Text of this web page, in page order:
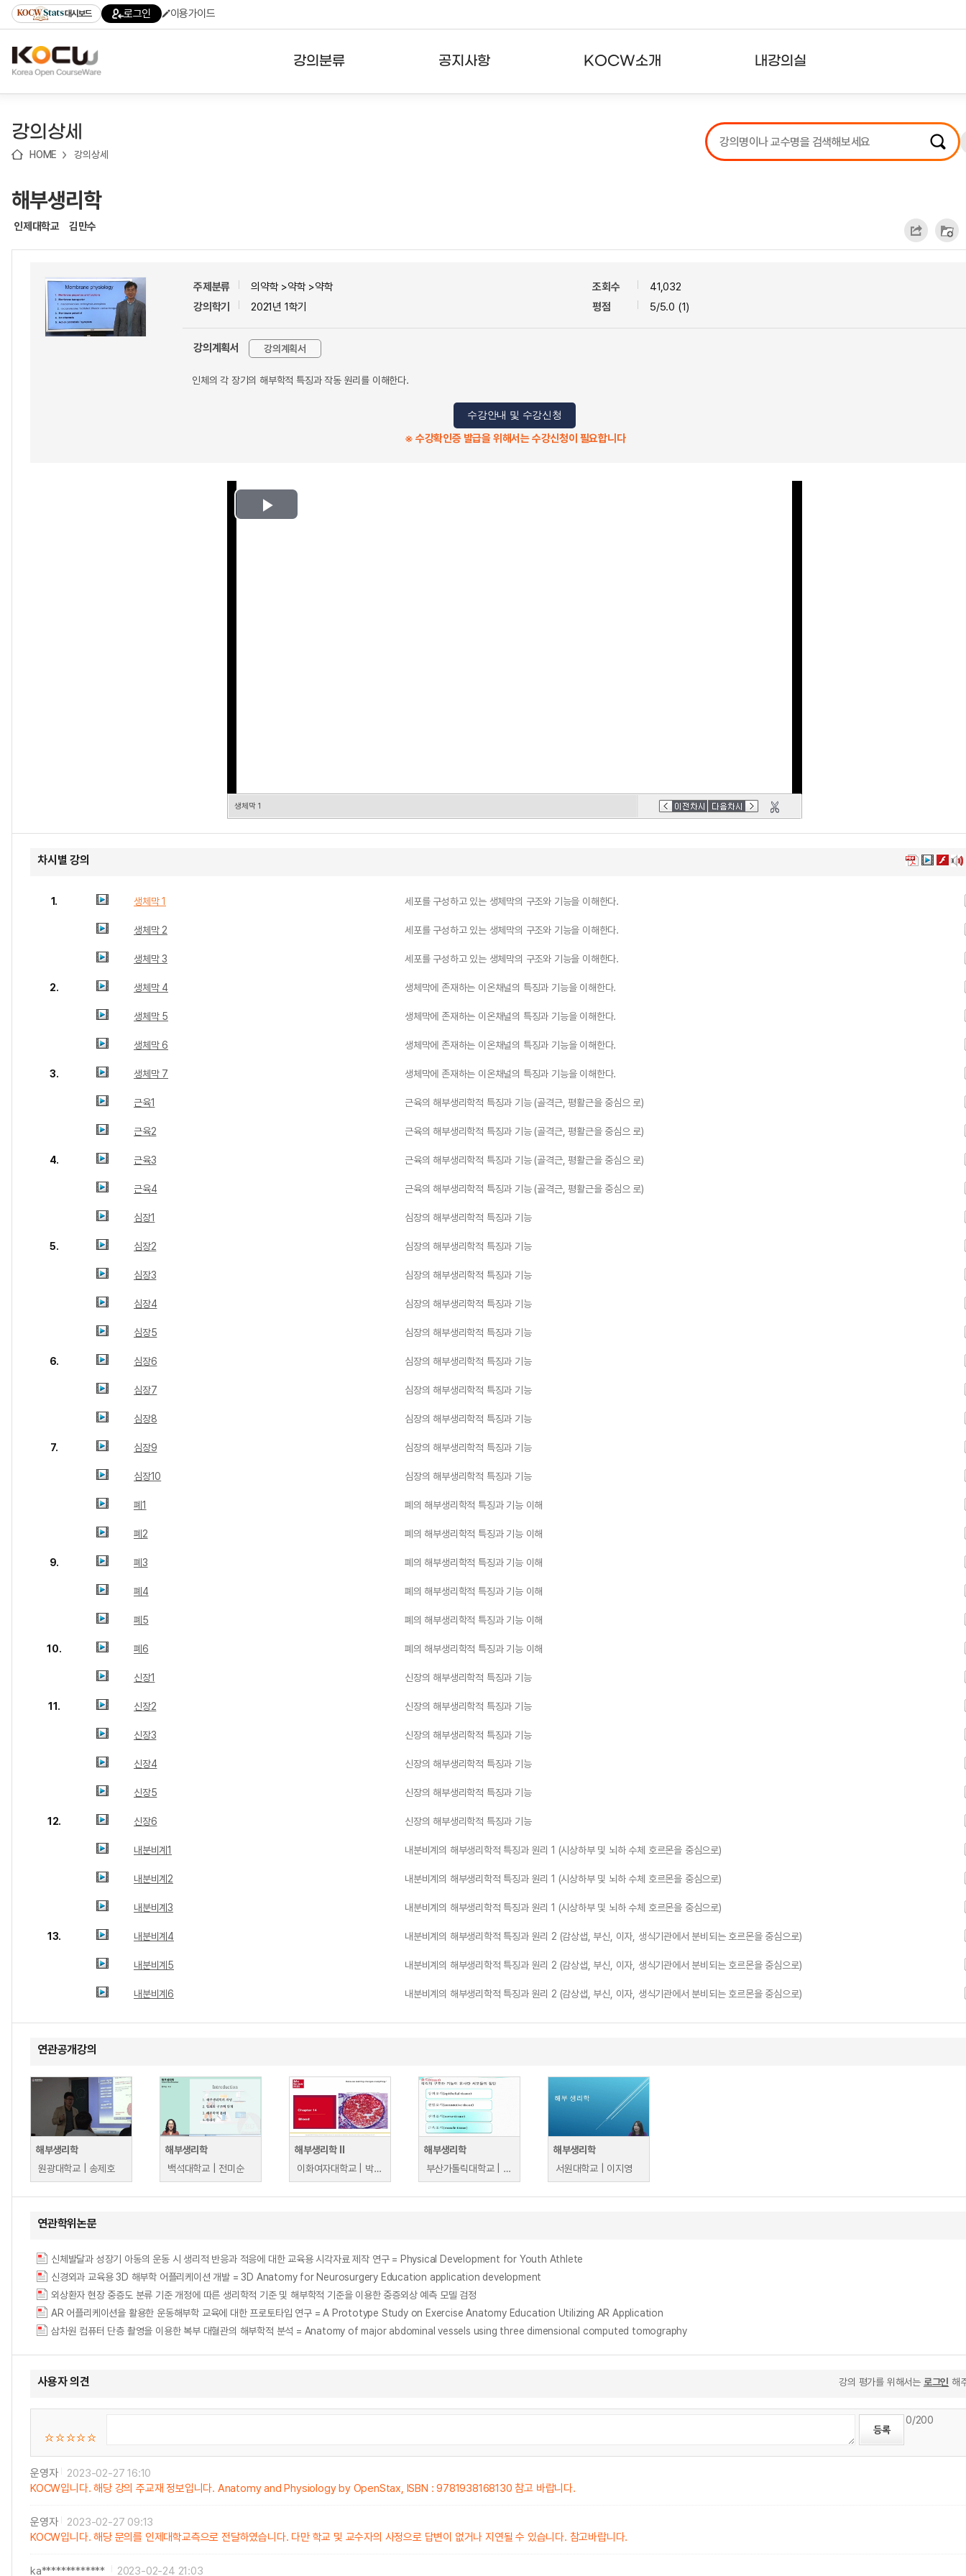
기
기
기
content)
가
대시보드 로그인 이용가이드
강의분류 공지사항 KOCW소개 내강의실
강의리스트
수강확인증강의
강의상세
HOME 강의상세
해부생리학
인제대학교 김만수
주제분류
의약학 >약학 >약학
강의학기
2021년 1학기
조회수
41,032
평점
5/5.0 (1)
강의계획서 강의계획서
인체의 각 장기의 해부학적 특징과 작동 원리를 이해한다.
수강안내 및 수강신청
※ 수강확인증 발급을 위해서는 수강신청이 필요합니다
Play
생체막 1
차시별 강의
1. 생체막 1 세포를 구성하고 있는 생체막의 구조와 기능을 이해한다.
생체막 2 세포를 구성하고 있는 생체막의 구조와 기능을 이해한다.
생체막 3 세포를 구성하고 있는 생체막의 구조와 기능을 이해한다.
2. 생체막 4 생체막에 존재하는 이온채널의 특징과 기능을 이해한다.
생체막 5 생체막에 존재하는 이온채널의 특징과 기능을 이해한다.
생체막 6 생체막에 존재하는 이온채널의 특징과 기능을 이해한다.
3. 생체막 7 생체막에 존재하는 이온채널의 특징과 기능을 이해한다.
근육1 근육의 해부생리학적 특징과 기능 (골격근, 평활근을 중심으 로)
근육2 근육의 해부생리학적 특징과 기능 (골격근, 평활근을 중심으 로)
4. 근육3 근육의 해부생리학적 특징과 기능 (골격근, 평활근을 중심으 로)
근육4 근육의 해부생리학적 특징과 기능 (골격근, 평활근을 중심으 로)
심장1 심장의 해부생리학적 특징과 기능
5. 심장2 심장의 해부생리학적 특징과 기능
심장3 심장의 해부생리학적 특징과 기능
심장4 심장의 해부생리학적 특징과 기능
심장5 심장의 해부생리학적 특징과 기능
6. 심장6 심장의 해부생리학적 특징과 기능
심장7 심장의 해부생리학적 특징과 기능
심장8 심장의 해부생리학적 특징과 기능
7. 심장9 심장의 해부생리학적 특징과 기능
심장10 심장의 해부생리학적 특징과 기능
폐1 폐의 해부생리학적 특징과 기능 이해
폐2 폐의 해부생리학적 특징과 기능 이해
9. 폐3 폐의 해부생리학적 특징과 기능 이해
폐4 폐의 해부생리학적 특징과 기능 이해
폐5 폐의 해부생리학적 특징과 기능 이해
10. 폐6 폐의 해부생리학적 특징과 기능 이해
신장1 신장의 해부생리학적 특징과 기능
11. 신장2 신장의 해부생리학적 특징과 기능
신장3 신장의 해부생리학적 특징과 기능
신장4 신장의 해부생리학적 특징과 기능
신장5 신장의 해부생리학적 특징과 기능
12. 신장6 신장의 해부생리학적 특징과 기능
내분비계1 내분비계의 해부생리학적 특징과 원리 1 (시상하부 및 뇌하 수체 호르몬을 중심으로)
내분비계2 내분비계의 해부생리학적 특징과 원리 1 (시상하부 및 뇌하 수체 호르몬을 중심으로)
내분비계3 내분비계의 해부생리학적 특징과 원리 1 (시상하부 및 뇌하 수체 호르몬을 중심으로)
13. 내분비계4 내분비계의 해부생리학적 특징과 원리 2 (감상샙, 부신, 이자, 생식기관에서 분비되는 호르몬을 중심으로)
내분비계5 내분비계의 해부생리학적 특징과 원리 2 (감상샙, 부신, 이자, 생식기관에서 분비되는 호르몬을 중심으로)
내분비계6 내분비계의 해부생리학적 특징과 원리 2 (감상샙, 부신, 이자, 생식기관에서 분비되는 호르몬을 중심으로)
연관공개강의
해부생리학
원광대학교 | 송제호
해부생리학
백석대학교 | 전미순
해부생리학 II
이화여자대학교 | 박소연
해부생리학
부산가톨릭대학교 | 박영희
해부생리학
서원대학교 | 이지영
연관학위논문
신체발달과 성장기 아동의 운동 시 생리적 반응과 적응에 대한 교육용 시각자료 제작 연구 = Physical Development for Youth Athlete
신경외과 교육용 3D 해부학 어플리케이션 개발 = 3D Anatomy for Neurosurgery Education application development
외상환자 현장 중증도 분류 기준 개정에 따른 생리학적 기준 및 해부학적 기준을 이용한 중증외상 예측 모델 검정
AR 어플리케이션을 활용한 운동해부학 교육에 대한 프로토타입 연구 = A Prototype Study on Exercise Anatomy Education Utilizing AR Application
삼차원 컴퓨터 단층 촬영을 이용한 복부 대혈관의 해부학적 분석 = Anatomy of major abdominal vessels using three dimensional computed tomography
사용자 의견 강의 평가를 위해서는 로그인 해
0/200
운영자
2023-02-27 16:10
KOCW입니다. 해당 강의 주교재 정보입니다. Anatomy and Physiology by OpenStax, ISBN : 9781938168130 참고 바랍니다.
운영자
2023-02-27 09:13
KOCW입니다. 해당 문의를 인제대학교측으로 전달하였습니다. 다만 학교 및 교수자의 사정으로 답변이 없거나 지연될 수 있습니다. 참고바랍니다.
ka************* 2023-02-24 21:03